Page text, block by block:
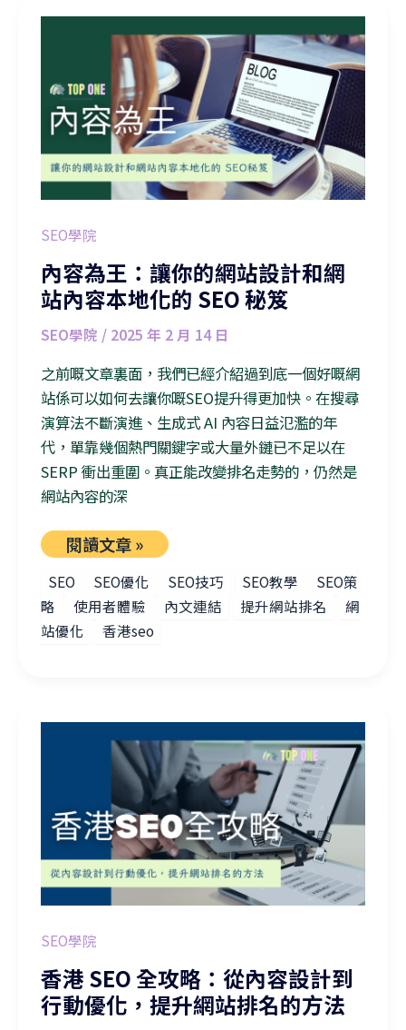
SEO學院
內容為王：讓你的網站設計和網
站內容本地化的 SEO 秘笈
SEO學院 / 2025 年 2 月 14 日
之前嘅文章裏面，我們已經介紹過到底一個好嘅網
站係可以如何去讓你嘅SEO提升得更加快。在搜尋
演算法不斷演進、生成式 AI 內容日益氾濫的年
代，單靠幾個熱門關鍵字或大量外鏈已不足以在
SERP 衝出重圍。真正能改變排名走勢的，仍然是
網站內容的深
內容為王：讓你的網站設計和網站內容本地化的 SEO 秘笈
閱讀文章 »
SEO SEO優化 SEO技巧 SEO教學
SEO策
略
使用者體驗 內文連結 提升網站排名
網
站優化
香港seo
SEO學院
香港 SEO 全攻略：從內容設計到
行動優化，提升網站排名的方法
香港 SEO 全攻略：從內容設計到行動優化，提升網站排名的方法